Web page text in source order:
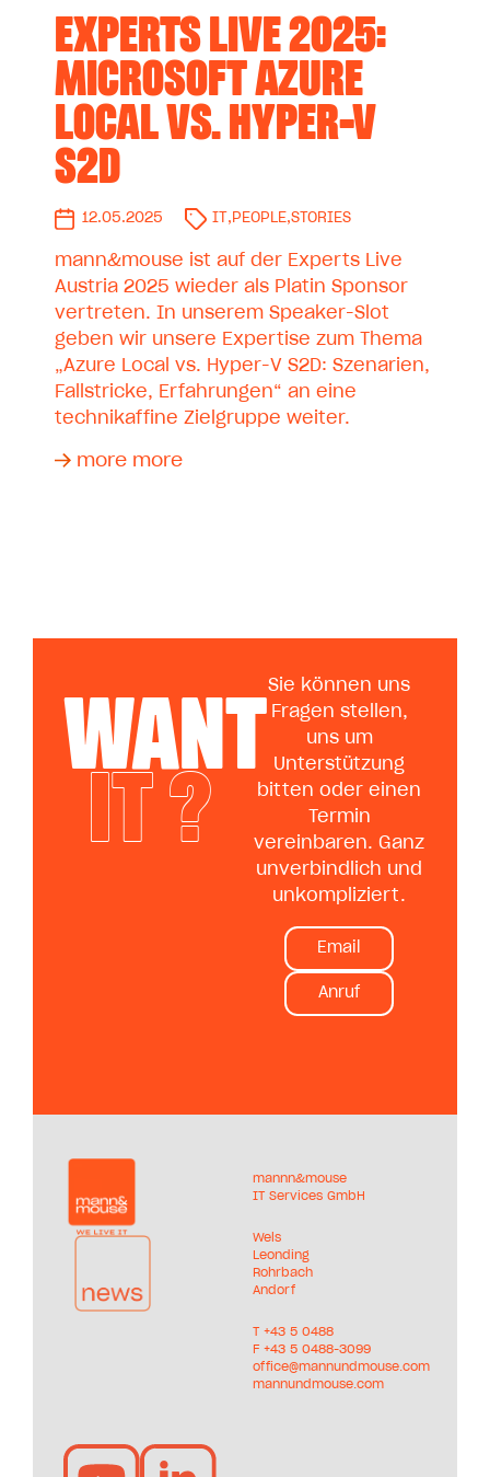
EXPERTS LIVE 2025:
MICROSOFT AZURE
LOCAL VS. HYPER-V
S2D
12.05.2025 IT , PEOPLE,STORIES
mann&mouse ist auf der Experts Live
Austria 2025 wieder als Platin Sponsor
vertreten. In unserem Speaker-Slot
geben wir unsere Expertise zum Thema
„Azure Local vs. Hyper-V S2D: Szenarien,
Fallstricke, Erfahrungen“ an eine
technikaffine Zielgruppe weiter.
more more
WANT
IT ?
Sie können uns
Fragen stellen,
uns um
Unterstützung
bitten oder einen
Termin
vereinbaren. Ganz
unverbindlich und
unkompliziert.
Email
Anruf
mannn&mouse
IT Services GmbH
Wels
Leonding
Rohrbach
Andorf
T +43 5 0488
F +43 5 0488-3099
office@mannundmouse.com
mannundmouse.com